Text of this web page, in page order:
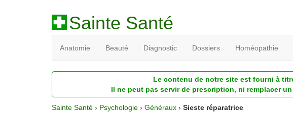
Sainte Santé
Anatomie Beauté Diagnostic Dossiers Homéopathie
Le contenu de notre site est fourni à
Il ne peut pas servir de prescription, ni remplacer
Sainte Santé › Psychologie › Généraux › Sieste réparatrice